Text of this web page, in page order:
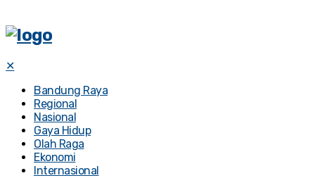
✕
Bandung Raya
Regional
Nasional
Gaya Hidup
Olah Raga
Ekonomi
Internasional